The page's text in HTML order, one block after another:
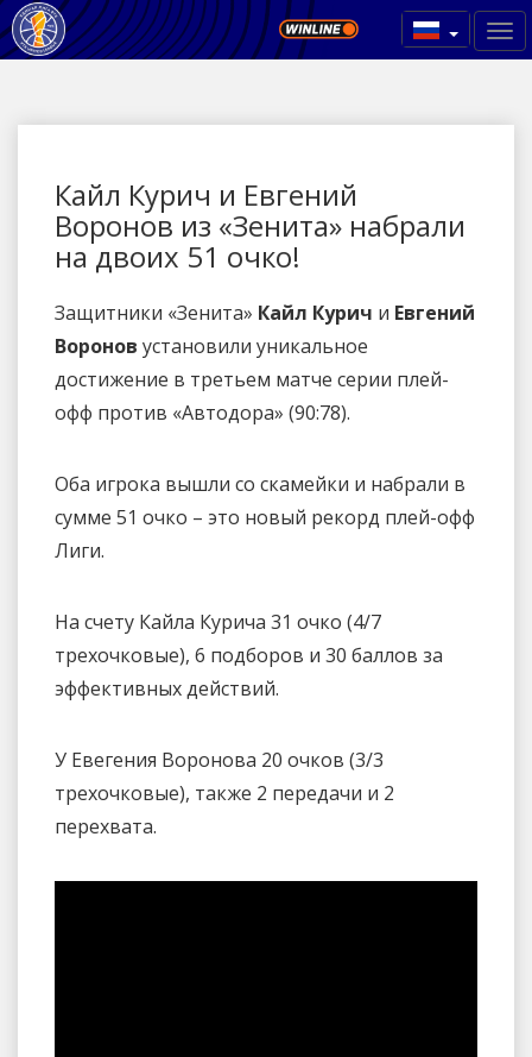
Кайл Курич и Евгений
Воронов из «Зенита» набрали
на двоих 51 очко!
Защитники «Зенита» Кайл Курич и Евгений
Воронов установили уникальное
достижение в третьем матче серии плей-
офф против «Автодора» (90:78).
Оба игрока вышли со скамейки и набрали в
сумме 51 очко – это новый рекорд плей-офф
Лиги.
На счету Кайла Курича 31 очко (4/7
трехочковые), 6 подборов и 30 баллов за
эффективных действий.
У Евегения Воронова 20 очков (3/3
трехочковые), также 2 передачи и 2
перехвата.